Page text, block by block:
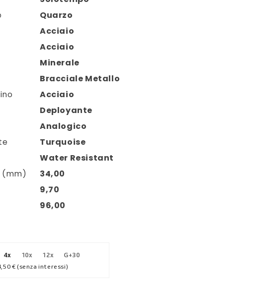
Quarzo
Acciaio
Acciaio
Minerale
Bracciale Metallo
Acciaio
Deployante
Analogico
Turquoise
Water Resistant
(mm)
34,00
9,70
96,00
4x 10x 12x
G+30
€ (senza interessi)